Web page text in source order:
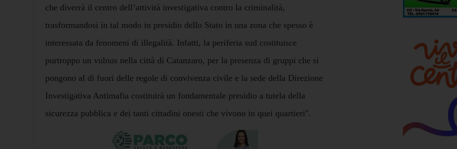
che diverrà il centro dell’attività investigativa contro la criminalità,
trasformandosi in tal modo in presidio dello Stato in una zona che spesso è
interessata da fenomeni di illegalità. Infatti, la periferia sud costituisce
purtroppo un vulnus nella città di Catanzaro, per la presenza di gruppi che si
pongono al di fuori delle regole di convivenza civile e la sede della Direzione
Investigativa Antimafia costituirà un fondamentale presidio a tutela della
sicurezza pubblica e dei tanti cittadini onesti che vivono in quei quartieri".